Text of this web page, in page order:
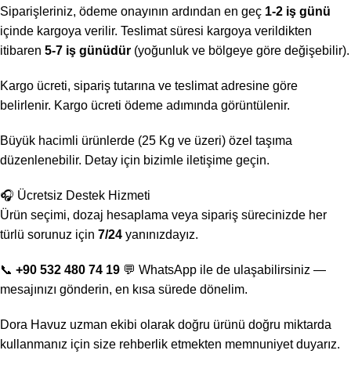
Siparişleriniz, ödeme onayının ardından en geç 1-2 iş günü
içinde kargoya verilir. Teslimat süresi kargoya verildikten
itibaren 5-7 iş günüdür (yoğunluk ve bölgeye göre değişebilir).
Kargo ücreti, sipariş tutarına ve teslimat adresine göre
belirlenir. Kargo ücreti ödeme adımında görüntülenir.
Büyük hacimli ürünlerde (25 Kg ve üzeri) özel taşıma
düzenlenebilir. Detay için bizimle iletişime geçin.
🎧 Ücretsiz Destek Hizmeti
Ürün seçimi, dozaj hesaplama veya sipariş sürecinizde her
türlü sorunuz için 7/24 yanınızdayız.
📞 +90 532 480 74 19 💬 WhatsApp ile de ulaşabilirsiniz —
mesajınızı gönderin, en kısa sürede dönelim.
Dora Havuz uzman ekibi olarak doğru ürünü doğru miktarda
kullanmanız için size rehberlik etmekten memnuniyet duyarız.